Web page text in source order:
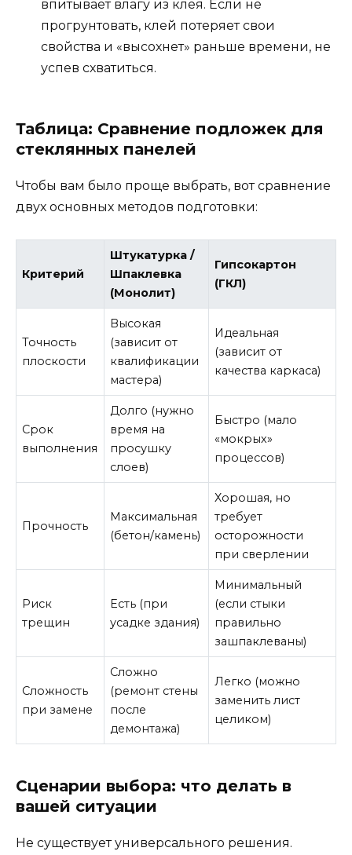
впитывает влагу из клея. Если не
прогрунтовать, клей потеряет свои
свойства и «высохнет» раньше времени, не
успев схватиться.
Таблица: Сравнение подложек для
стеклянных панелей
Чтобы вам было проще выбрать, вот сравнение
двух основных методов подготовки:
Критерий
Штукатурка /
Шпаклевка
(Монолит)
Гипсокартон
(ГКЛ)
Точность
плоскости
Высокая
(зависит от
квалификации
мастера)
Идеальная
(зависит от
качества каркаса)
Срок
выполнения
Долго (нужно
время на
просушку
слоев)
Быстро (мало
«мокрых»
процессов)
Прочность
Максимальная
(бетон/камень)
Хорошая, но
требует
осторожности
при сверлении
Риск
трещин
Есть (при
усадке здания)
Минимальный
(если стыки
правильно
зашпаклеваны)
Сложность
при замене
Сложно
(ремонт стены
после
демонтажа)
Легко (можно
заменить лист
целиком)
Сценарии выбора: что делать в
вашей ситуации
Не существует универсального решения.